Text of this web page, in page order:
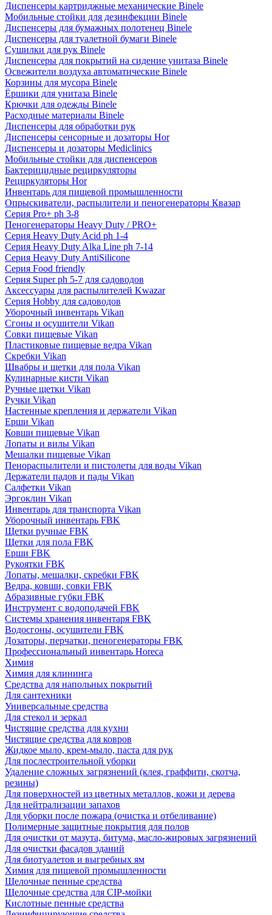
Диспенсеры картриджные механические Binele
Мобильные стойки для дезинфекции Binele
Диспенсеры для бумажных полотенец Binele
Диспенсеры для туалетной бумаги Binele
Сушилки для рук Binele
Диспенсеры для покрытий на сидение унитаза Binele
Освежители воздуха автоматические Binele
Корзины для мусора Binele
Ёршики для унитаза Binele
Крючки для одежды Binele
Расходные материалы Binele
Диспенсеры для обработки рук
Диспенсеры сенсорные и дозаторы Hor
Диспенсеры и дозаторы Mediclinics
Мобильные стойки для диспенсеров
Бактерицидные рециркуляторы
Рециркуляторы Hor
Инвентарь для пищевой промышленности
Опрыскиватели, распылители и пеногенераторы Квазар
Серия Pro+ ph 3-8
Пеногенераторы Heavy Duty / PRO+
Серия Heavy Duty Acid ph 1-4
Серия Heavy Duty Alka Line ph 7-14
Серия Heavy Duty AntiSilicone
Серия Food friendly
Серия Super ph 5-7 для садоводов
Аксессуары для распылителей Kwazar
Серия Hobby для садоводов
Уборочный инвентарь Vikan
Сгоны и осушители Vikan
Совки пищевые Vikan
Пластиковые пищевые ведра Vikan
Скребки Vikan
Швабры и щетки для пола Vikan
Кулинарные кисти Vikan
Ручные щетки Vikan
Ручки Vikan
Настенные крепления и держатели Vikan
Ерши Vikan
Ковши пищевые Vikan
Лопаты и вилы Vikan
Мешалки пищевые Vikan
Пенораспылители и пистолеты для воды Vikan
Держатели падов и пады Vikan
Салфетки Vikan
Эргоклин Vikan
Инвентарь для транспорта Vikan
Уборочный инвентарь FBK
Щетки ручные FBK
Щетки для пола FBK
Ерши FBK
Рукоятки FBK
Лопаты, мешалки, скребки FBK
Ведра, ковши, совки FBK
Абразивные губки FBK
Инструмент с водоподачей FBK
Системы хранения инвентаря FBK
Водосгоны, осушители FBK
Дозаторы, перчатки, пеногенераторы FBK
Профессиональный инвентарь Horeca
Химия
Химия для клининга
Средства для напольных покрытий
Для сантехники
Универсальные средства
Для стекол и зеркал
Чистящие средства для кухни
Чистящие средства для ковров
Жидкое мыло, крем-мыло, паста для рук
Для послестроительной уборки
Удаление сложных загрязнений (клея, граффити, скотча,
резины)
Для поверхностей из цветных металлов, кожи и дерева
Для нейтрализации запахов
Для уборки после пожара (очистка и отбеливание)
Полимерные защитные покрытия для полов
Для очистки от мазута, битума, масло-жировых загрязнений
Для очистки фасадов зданий
Для биотуалетов и выгребных ям
Химия для пищевой промышленности
Щелочные пенные средства
Щелочные средства для CIP-мойки
Кислотные пенные средства